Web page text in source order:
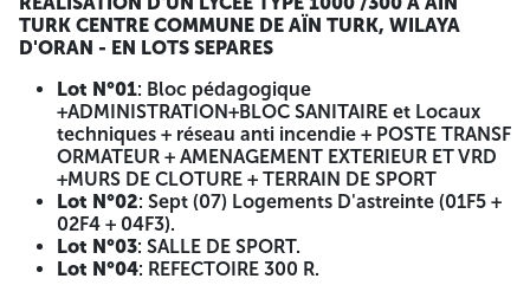
tenu de justifier de capacité, professionnelle technique et
financière individuellement. Peuvent retirer le cahier des
la Wilaya D'ORAN, Sise Hal El Yasmine Pose 52, Route Du
Tramway -Oran Le cahier des charges doit être retiré par le
soumissionnaire ou son représentant dûment désigné,
dans le cas de groupement, le cahier de charge doit être
retiré par le mandataire ou son représentant dûment
désigné. Les offres doivent comporter trois (03) enveloppes
intérieures séparées portant l'objet de l'appel D'offres ainsi
que selon le cas, la mention : « dossier de candidature », «
offre technique » et « offre financière ». Chaque offre est
TURK CENTRE COMMUNE DE AÏN TURK, WILAYA
D'ORAN - EN LOTS SEPARES
Lot N°01: Bloc pédagogique
+ADMINISTRATION+BLOC SANITAIRE et Locaux
techniques + réseau anti incendie + POSTE TRANSF
ORMATEUR + AMENAGEMENT EXTERIEUR ET VRD
+MURS DE CLOTURE + TERRAIN DE SPORT
Lot N°02: Sept (07) Logements D'astreinte (01F5 +
02F4 + 04F3).
Lot N°03: SALLE DE SPORT.
Lot N°04: REFECTOIRE 300 R.